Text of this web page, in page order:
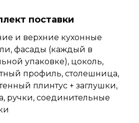
поставки
и верхние кухонные
фасады (каждый в
упаковке), цоколь,
профиль, столешница,
плинтус + заглушки,
ручки, соединительные